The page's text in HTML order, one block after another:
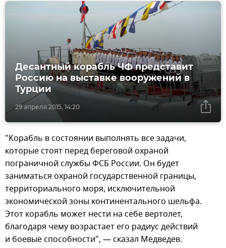
29 апреля 2015, 14:20
Десантный корабль ЧФ представит
Россию на выставке вооружений в
Турции
"Корабль в состоянии выполнять все задачи,
которые стоят перед береговой охраной
пограничной службы ФСБ России. Он будет
заниматься охраной государственной границы,
территориального моря, исключительной
экономической зоны континентального шельфа.
Этот корабль может нести на себе вертолет,
благодаря чему возрастает его радиус действий
и боевые способности", — сказал Медведев.